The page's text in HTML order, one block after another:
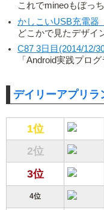
これでmineoもぼっ
かしこいUSB充電器
どこかで見たデザイ
C87 3日目(2014/12/
「Android実践プロ
デイリーアプリラ
1位
2位
3位
4位